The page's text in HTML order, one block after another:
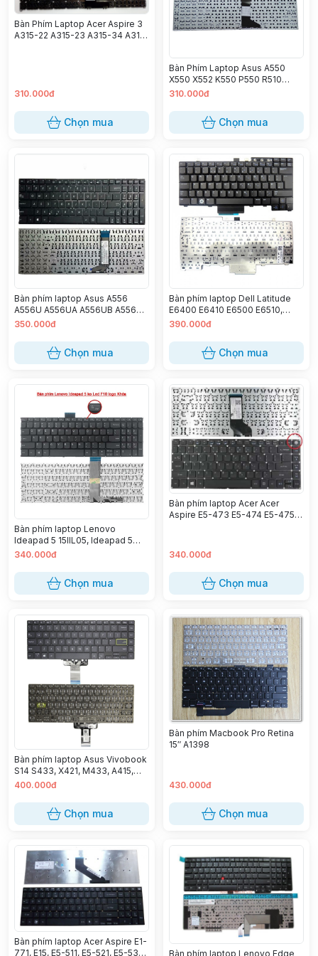
Bàn Phím Laptop Acer Aspire 3
A315-22 A315-23 A315-34 A315-
A515-55 A515-56 (có nút nguồn)
310.000đ
Chọn mua
Bàn Phím Laptop Asus A550
X550 X552 K550 P550 R510
F550 F552 (Zin)
310.000đ
Chọn mua
Bàn phím laptop Asus A556
A556U A556UA A556UB A556UF
A556UV A556UR A556UJ
350.000đ
Chọn mua
Bàn phím laptop Dell Latitude
E6400 E6410 E6500 E6510,
Precision M2400 M4400
390.000đ
Chọn mua
Bàn phím laptop Lenovo
Ideapad 5 15IIL05, Ideapad 5
15ARE05, Ideapad 5 15ITL05,
340.000đ
Chọn mua
Bàn phím laptop Acer Acer
Aspire E5-473 E5-474 E5-475
340.000đ
Chọn mua
Bàn phím laptop Asus Vivobook
S14 S433, X421, M433, A415,
X413 (ĐEN ZIN)
400.000đ
Chọn mua
Bàn phím Macbook Pro Retina
15″ A1398
430.000đ
Chọn mua
Bàn phím laptop Acer Aspire E1-
771, E15, E5-511, E5-521, E5-531,
Bàn phím laptop Lenovo Edge